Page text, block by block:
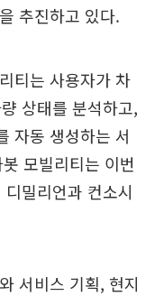
추진하고 있다.
티는 사용자가 차
상태를 분석하고,
자동 생성하는 서
모빌리티는 이번
밀리언과 컨소시
서비스 기획, 현지